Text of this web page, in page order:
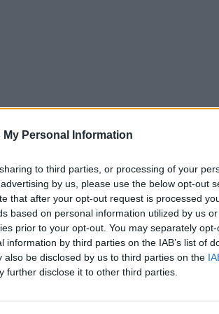
My Personal Information
to third parties, or processing of your
by us, please use the below opt-out
that after your opt-out request is processed
based on personal information utilized by us
prior to your opt-out. You may separately
by third parties on the IAB’s list of
be disclosed by us to third parties on the
further disclose it to other third parties.